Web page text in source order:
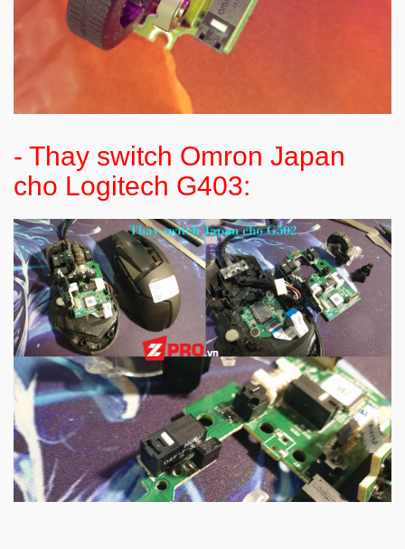
- Thay switch Omron Japan
cho Logitech G403: